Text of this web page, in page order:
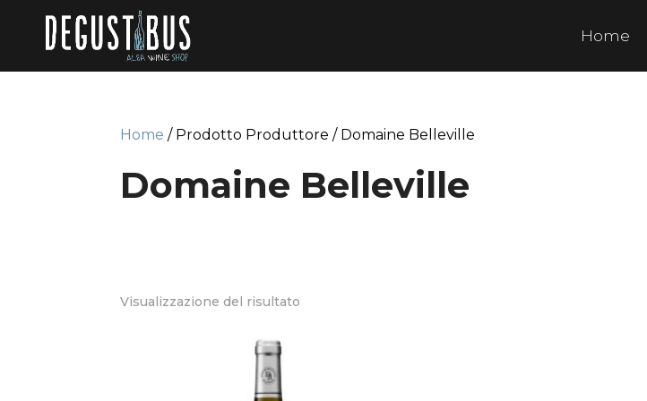
Home
Home / Prodotto Produttore / Domaine Belleville
Domaine Belleville
Visualizzazione del risultato